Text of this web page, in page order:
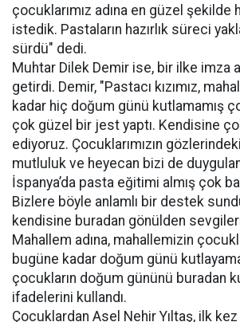
çocuklarımız adına en güzel şekilde
istedik. Pastaların hazırlık süreci
sürdü" dedi.
Muhtar Dilek Demir ise, bir ilke imza
getirdi. Demir, "Pastacı kızımız,
kadar hiç doğum günü kutlamamış
çok güzel bir jest yaptı. Kendisine
ediyoruz. Çocuklarımızın
mutluluk ve heyecan bizi de
İspanya’da pasta eğitimi almış çok
Bizlere böyle anlamlı bir destek
kendisine buradan gönülden
Mahallem adına, mahallemizin
bugüne kadar doğum günü
çocukların doğum gününü buradan
ifadelerini kullandı.
Çocuklardan Asel Nehir Yıltaş, ilk